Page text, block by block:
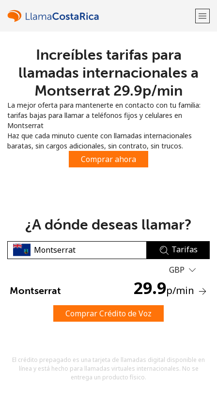
¡Bienvenido!
Regístrate con
o
No se ha creado una contraseña
Mínimo 8 caracteres
Una letra mayúscula y una minúscula
Increíbles tarifas para
llamadas internacionales a
Montserrat ⁦29.9p⁩/min
La mejor oferta para mantenerte en contacto con tu familia:
tarifas bajas para llamar a teléfonos fijos y celulares en
Montserrat
Haz que cada minuto cuente con llamadas internacionales
baratas, sin cargos adicionales, sin contrato, sin trucos.
Comprar ahora
¿A dónde deseas llamar?
Tarifas
GBP
Montserrat 29.9p/min
Comprar Crédito de Voz
El crédito prepagado es una tarjeta de llamadas digital disponible en
línea y está hecho para llamadas virtuales internacionales. No se
entrega un producto físico.